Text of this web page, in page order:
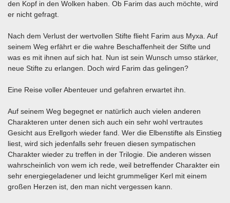
den Kopf in den Wolken haben. Ob Farim das auch möchte, wird
er nicht gefragt.
Nach dem Verlust der wertvollen Stifte flieht Farim aus Myxa. Auf
seinem Weg erfährt er die wahre Beschaffenheit der Stifte und
was es mit ihnen auf sich hat. Nun ist sein Wunsch umso stärker,
neue Stifte zu erlangen. Doch wird Farim das gelingen?
Eine Reise voller Abenteuer und gefahren erwartet ihn.
Auf seinem Weg begegnet er natürlich auch vielen anderen
Charakteren unter denen sich auch ein sehr wohl vertrautes
Gesicht aus Erellgorh wieder fand. Wer die Elbenstifte als Einstieg
liest, wird sich jedenfalls sehr freuen diesen sympatischen
Charakter wieder zu treffen in der Trilogie. Die anderen wissen
wahrscheinlich von wem ich rede, weil betreffender Charakter ein
sehr energiegeladener und leicht grummeliger Kerl mit einem
großen Herzen ist, den man nicht vergessen kann.